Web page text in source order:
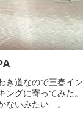
き道なので三春イン
ングに寄ってみた。
ないみたい…。